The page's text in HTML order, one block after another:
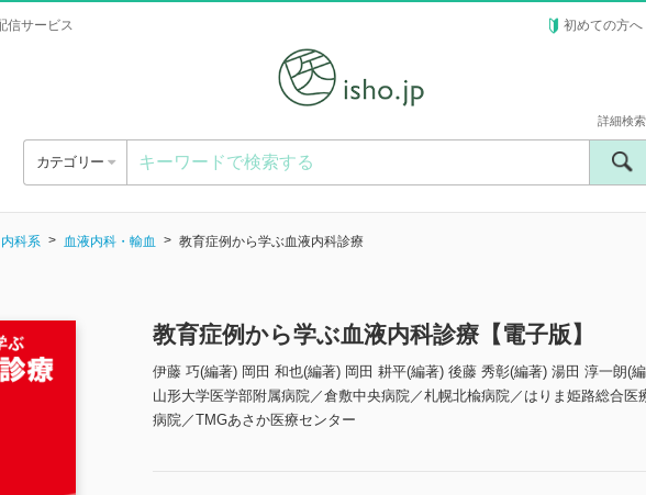
信サービス 初めての方へ
カテゴリー
詳細検索
科系 血液内科・輸血 教育症例から学ぶ血液内科診療
教育症例から学ぶ血液内科診療【電子版】
伊藤 巧(編著) 岡田 和也(編著) 岡田 耕平(編著) 後藤 秀彰(編著) 湯田 淳一朗(
山形大学医学部附属病院／倉敷中央病院／札幌北楡病院／はりま姫路総合医
病院／TMGあさか医療センター